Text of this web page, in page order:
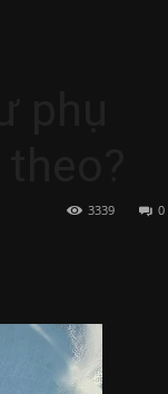
0
3339